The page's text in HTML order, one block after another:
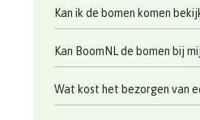
Kan ik de bomen komen
Kan BoomNL de bomen bij
Wat kost het bezorgen van